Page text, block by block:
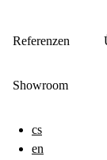
Referenzen
Showroom
cs
en